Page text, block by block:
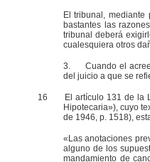
El tribunal,
bastantes las
tribunal deberá
cualesquiera otros
3. Cuando el
del juicio a que se
16 El artículo 131 de la
Hipotecaria»), cuyo
de 1946, p. 1518),
«Las anotaciones
alguno de los
mandamiento de